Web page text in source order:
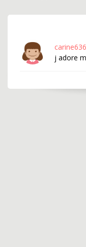
j adore